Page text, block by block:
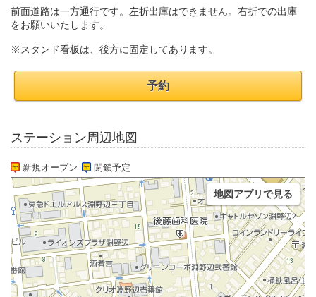
前面道路は一方通行です。左折出庫はできません。右折での出庫
をお願いいたします。
※スタンド看板は、後方に固定してあります。
予約
ステーション周辺地図
新規オープン 閉鎖予定
地図アプリで見る